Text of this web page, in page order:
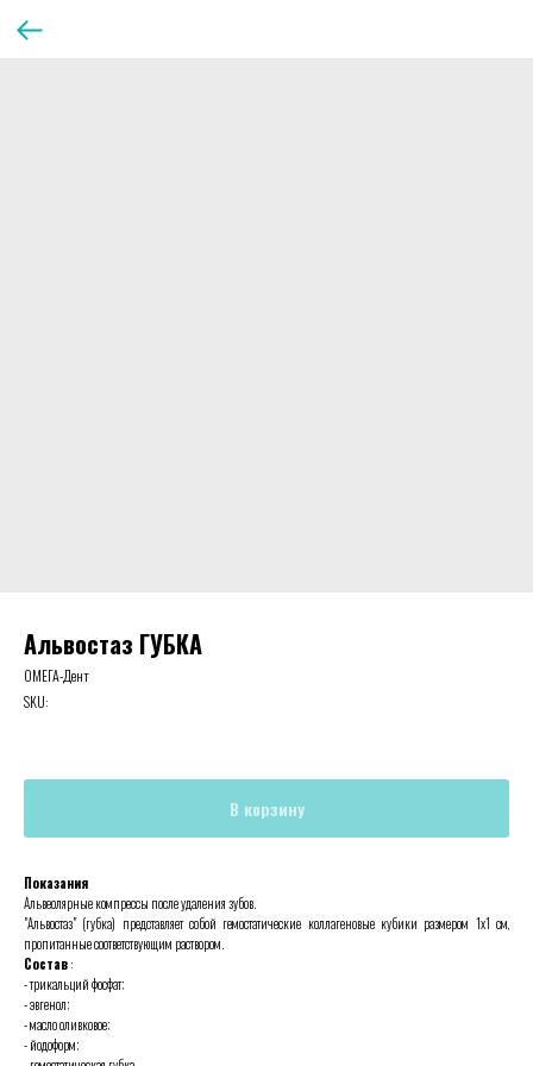
Альвостаз ГУБКА
ОМЕГА-Дент
SKU:
В корзину
Показания
Альвеолярные компрессы после удаления зубов.
"Альвостаз" (губка) представляет собой гемостатические коллагеновые кубики размером 1х1 см,
пропитанные соответствующим раствором.
Состав:
- трикальций фосфат;
- эвгенол;
- масло оливковое;
- йодоформ;